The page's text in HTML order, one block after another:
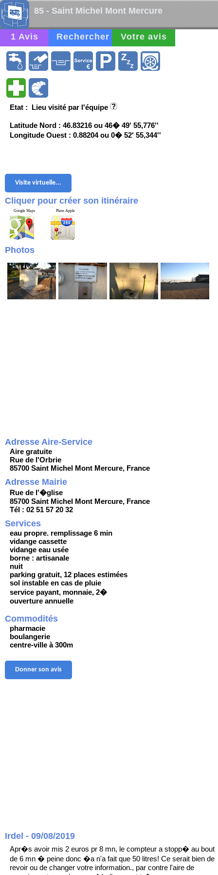
85 - Saint Michel Mont Mercure
1 Avis Rechercher Votre avis
Etat : Lieu visité par l'équipe
Latitude Nord : 46.83216 ou 46� 49' 55,776''
Longitude Ouest : 0.88204 ou 0� 52' 55,344''
Visite virtuelle...
Cliquer pour créer son itinéraire
Google Maps Plans Apple
Photos
Adresse Aire-Service
Aire gratuite
Rue de l'Orbrie
85700 Saint Michel Mont Mercure, France
Adresse Mairie
Rue de l'�glise
85700 Saint Michel Mont Mercure, France
Tél : 02 51 57 20 32
Services
eau propre. remplissage 6 min
vidange cassette
vidange eau usée
borne : artisanale
nuit
parking gratuit, 12 places estimées
sol instable en cas de pluie
service payant, monnaie, 2�
ouverture annuelle
Commodités
pharmacie
boulangerie
centre-ville à 300m
Donner son avis
Irdel - 09/08/2019
Apr�s avoir mis 2 euros pr 8 mn, le compteur a stopp� au bout
de 6 mn � peine donc �a n'a fait que 50 litres! Ce serait bien de
revoir ou de changer votre information., par contre l'aire de